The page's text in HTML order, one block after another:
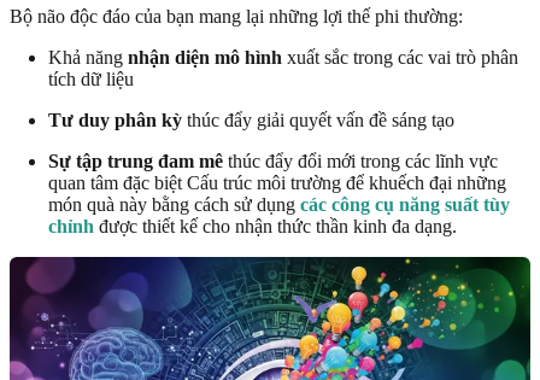
Bộ não độc đáo của bạn mang lại những lợi thế phi thường:
Khả năng nhận diện mô hình xuất sắc trong các vai trò phân
tích dữ liệu
Tư duy phân kỳ thúc đẩy giải quyết vấn đề sáng tạo
Sự tập trung đam mê thúc đẩy đổi mới trong các lĩnh vực
quan tâm đặc biệt Cấu trúc môi trường để khuếch đại những
món quà này bằng cách sử dụng các công cụ năng suất tùy
chỉnh được thiết kế cho nhận thức thần kinh đa dạng.